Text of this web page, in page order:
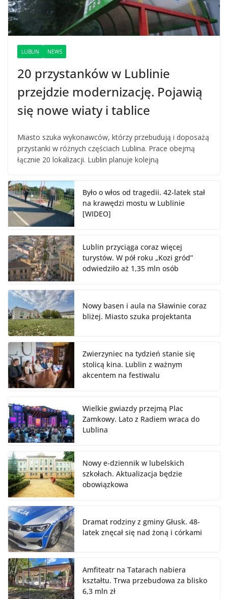
LUBLIN NEWS
20 przystanków w Lublinie
przejdzie modernizację. Pojawią
się nowe wiaty i tablice
Miasto szuka wykonawców, którzy przebudują i doposażą
przystanki w różnych częściach Lublina. Prace obejmą
łącznie 20 lokalizacji. Lublin planuje kolejną
Było o włos od tragedii. 42-latek stał
na krawędzi mostu w Lublinie
[WIDEO]
Lublin przyciąga coraz więcej
turystów. W pół roku „Kozi gród”
odwiedziło aż 1,35 mln osób
Nowy basen i aula na Sławinie coraz
bliżej. Miasto szuka projektanta
Zwierzyniec na tydzień stanie się
stolicą kina. Lublin z ważnym
akcentem na festiwalu
Wielkie gwiazdy przejmą Plac
Zamkowy. Lato z Radiem wraca do
Lublina
Nowy e-dziennik w lubelskich
szkołach. Aktualizacja będzie
obowiązkowa
Dramat rodziny z gminy Głusk. 48-
latek znęcał się nad żoną i córkami
Amfiteatr na Tatarach nabiera
kształtu. Trwa przebudowa za blisko
6,3 mln zł